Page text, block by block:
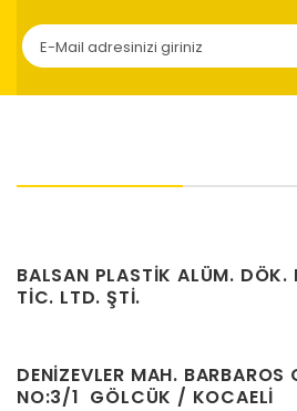
BALSAN PLASTIK ALÜM. DÖK.
TIC. LTD. ŞTI.
DENIZEVLER MAH.
NO:3/1 GÖLCÜK / KOCAELİ